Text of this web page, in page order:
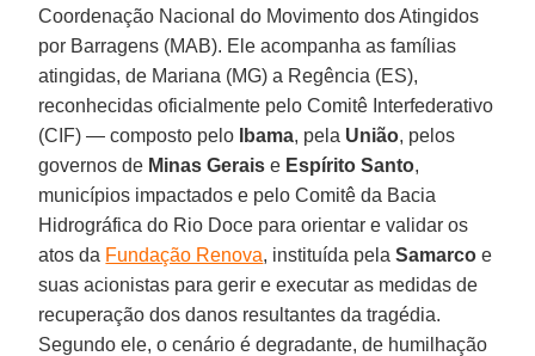
Coordenação Nacional do Movimento dos Atingidos
por Barragens (MAB). Ele acompanha as famílias
atingidas, de Mariana (MG) a Regência (ES),
reconhecidas oficialmente pelo Comitê Interfederativo
(CIF) — composto pelo
Ibama, pela União, pelos
governos de Minas Gerais e Espírito Santo,
municípios impactados e pelo Comitê da Bacia
Hidrográfica do Rio Doce para orientar e validar os
atos da Fundação Renova, instituída pelaSamarco e
suas acionistas para gerir e executar as medidas de
recuperação dos danos resultantes da tragédia.
Segundo ele, o cenário é degradante, de humilhação